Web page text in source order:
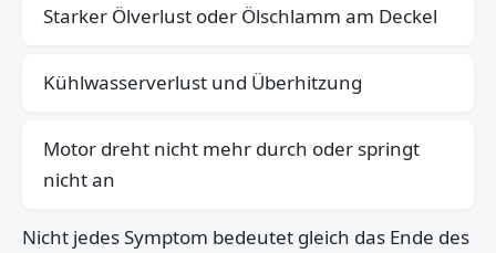
Starker Ölverlust oder Ölschlamm am Deckel
Kühlwasserverlust und Überhitzung
Motor dreht nicht mehr durch oder springt
nicht an
Nicht jedes Symptom bedeutet gleich das Ende des